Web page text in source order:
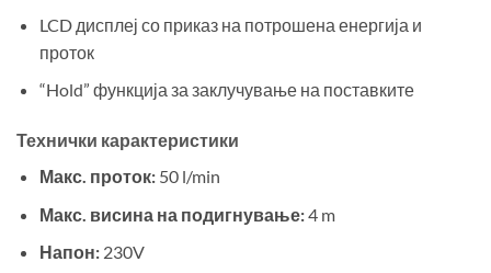
LCD дисплеј со приказ на потрошена енергија и
проток
“Hold” функција за заклучување на поставките
Технички карактеристики
Макс. проток:50 l/min
Макс. висина на подигнување:4 m
Напон:230V